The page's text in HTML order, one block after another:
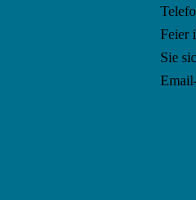
Feier
Sie